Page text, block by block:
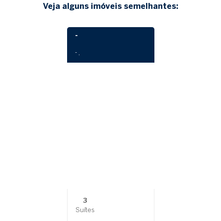
Veja alguns imóveis semelhantes:
-
- ,
3
Suítes